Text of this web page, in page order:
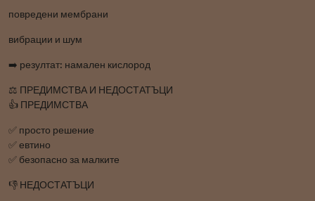
повредени мембрани
вибрации и шум
➡️ резултат: намален кислород
⚖️ ПРЕДИМСТВА И НЕДОСТАТЪЦИ
👍 ПРЕДИМСТВА
✅ просто решение
✅ евтино
✅ безопасно за малките
👎 НЕДОСТАТЪЦИ